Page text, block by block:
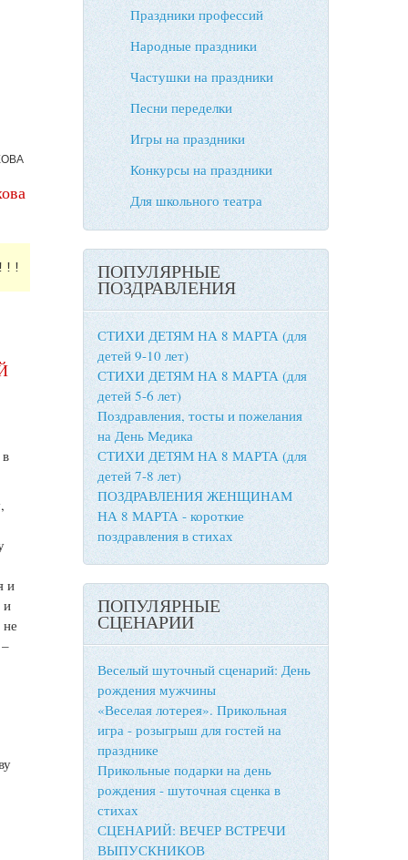
и
и
Праздники профессий
Народные праздники
Частушки на праздники
Песни переделки
Игры на праздники
Конкурсы на праздники
Для школьного театра
ПОПУЛЯРНЫЕ
ПОЗДРАВЛЕНИЯ
СТИХИ ДЕТЯМ НА 8 МАРТА (для
детей 9-10 лет)
СТИХИ ДЕТЯМ НА 8 МАРТА (для
детей 5-6 лет)
Поздравления, тосты и пожелания
на День Медика
СТИХИ ДЕТЯМ НА 8 МАРТА (для
детей 7-8 лет)
ПОЗДРАВЛЕНИЯ ЖЕНЩИНАМ
НА 8 МАРТА - короткие
поздравления в стихах
ПОПУЛЯРНЫЕ
СЦЕНАРИИ
Веселый шуточный сценарий: День
рождения мужчины
«Веселая лотерея». Прикольная
игра - розыгрыш для гостей на
празднике
Прикольные подарки на день
рождения - шуточная сценка в
стихах
СЦЕНАРИЙ: ВЕЧЕР ВСТРЕЧИ
ВЫПУСКНИКОВ